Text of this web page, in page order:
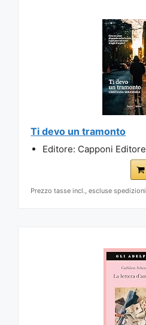
Ti devo un tramonto
Editore: Capponi Editore
Prezzo tasse incl., escluse spedizioni